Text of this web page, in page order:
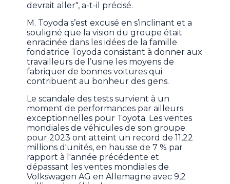
devrait aller", a-t-il précisé.
M. Toyoda s’est excusé en s’inclinant et a
souligné que la vision du groupe était
enracinée dans les idées de la famille
fondatrice Toyoda consistant à donner aux
travailleurs de l’usine les moyens de
fabriquer de bonnes voitures qui
contribuent au bonheur des gens.
Le scandale des tests survient à un
moment de performances par ailleurs
exceptionnelles pour Toyota. Les ventes
mondiales de véhicules de son groupe
pour 2023 ont atteint un record de 11,22
millions d'unités, en hausse de 7 % par
rapport à l'année précédente et
dépassant les ventes mondiales de
Volkswagen AG en Allemagne avec 9,2